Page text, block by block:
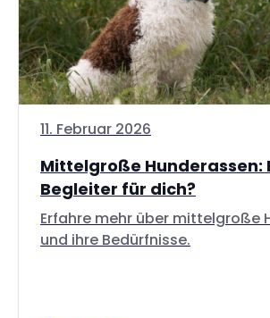
11. Februar 2026
Mittelgroße Hunderassen:
Begleiter für dich?
Erfahre mehr über mittelgroße
und ihre Bedürfnisse.